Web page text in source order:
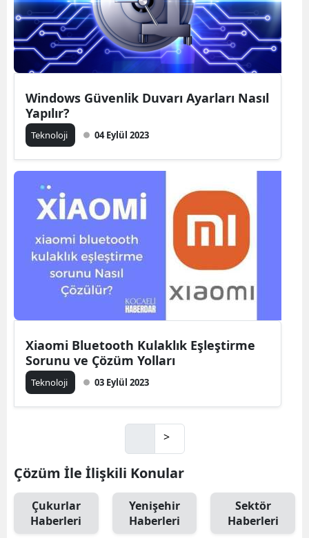
Windows Güvenlik Duvarı Ayarları Nasıl
Yapılır?
Teknoloji 04 Eylül 2023
Xiaomi Bluetooth Kulaklık Eşleştirme
Sorunu ve Çözüm Yolları
Teknoloji 03 Eylül 2023
>
Çözüm İle İlişkili Konular
Çukurlar
Haberleri
Yenişehir
Haberleri
Sektör
Haberleri